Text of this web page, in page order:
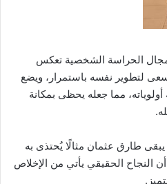
الحراسة الشخصية تعكس
لتطوير نفسه باستمرار، ويضع
مما جعله يحظى بمكانة
طارق عثمان مثالًا يُحتذى به
النجاح الحقيقي يأتي من الإخلاص